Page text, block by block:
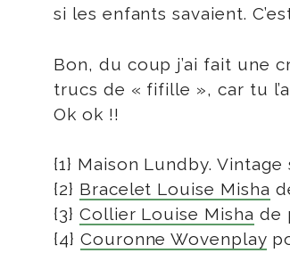
si les enfants savaient.
Bon, du coup j’ai fait une
trucs de « fifille », car tu
Ok ok !!
{1} Maison Lundby.
{2} Bracelet Louise Misha
{3} Collier Louise Misha de
{4} Couronne Wovenplay